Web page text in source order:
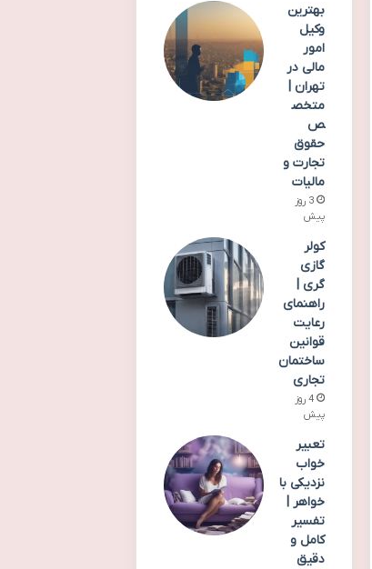
بهترین
وکیل
امور
مالی در
تهران |
متخص
ص
حقوق
تجارت و
مالیات
3 روز
پیش
کولر
گازی
گری |
راهنمای
رعایت
قوانین
ساختمان
تجاری
4 روز
پیش
تعبیر
خواب
نزدیکی با
خواهر |
تفسیر
کامل و
دقیق